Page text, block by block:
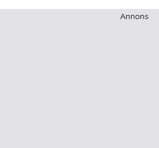
Annons